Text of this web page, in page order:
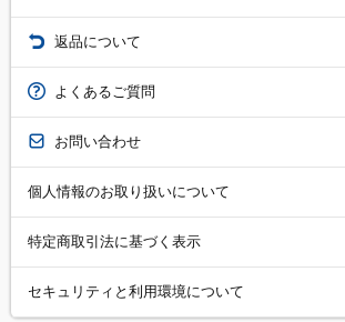
返品について
よくあるご質問
お問い合わせ
個人情報のお取り扱いについて
特定商取引法に基づく表示
セキュリティと利用環境について